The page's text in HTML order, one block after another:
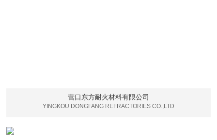
营口东方耐火材料有限公司
YINGKOU DONGFANG REFRACTORIES CO.,LTD